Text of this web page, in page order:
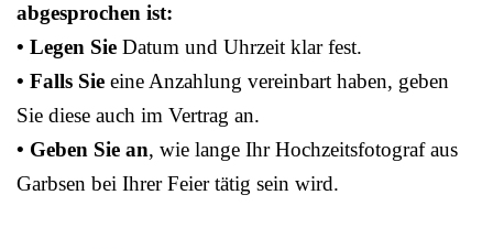
abgesprochen ist:
• Legen Sie Datum und Uhrzeit klar fest.
• Falls Sie eine Anzahlung vereinbart haben, geben
Sie diese auch im Vertrag an.
• Geben Sie an, wie lange Ihr Hochzeitsfotograf aus
Garbsen bei Ihrer Feier tätig sein wird.